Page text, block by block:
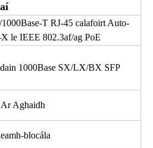
T RJ-45 calafoirt Auto-
le IEEE 802.3af/ag PoE
1000Base SX/LX/BX SFP
Ar Aghaidh
blocála